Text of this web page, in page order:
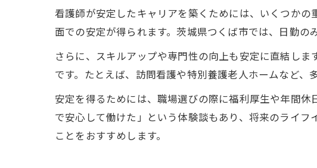
看護師が安定したキャリアを築くためには、いくつか
面での安定が得られます。茨城県つくば市では、日勤の
さらに、スキルアップや専門性の向上も安定に直結し
です。たとえば、訪問看護や特別養護老人ホームなど、
安定を得るためには、職場選びの際に福利厚生や年間
で安心して働けた」という体験談もあり、将来のライ
ことをおすすめします。